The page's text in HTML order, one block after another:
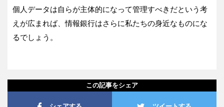
個人データは自らが主体的になって管理すべきだという考
えが広まれば、情報銀行はさらに私たちの身近なものにな
るでしょう。
この記事をシェア